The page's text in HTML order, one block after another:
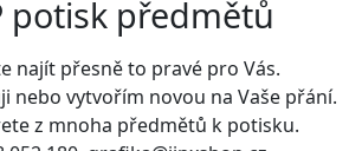
potisk předmětů
najít přesně to pravé pro Vás.
nebo vytvořím novou na Vaše přání.
z mnoha předmětů k potisku.